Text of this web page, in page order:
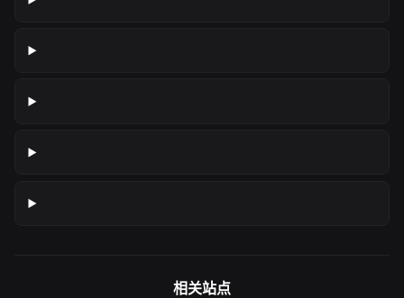
相关站点